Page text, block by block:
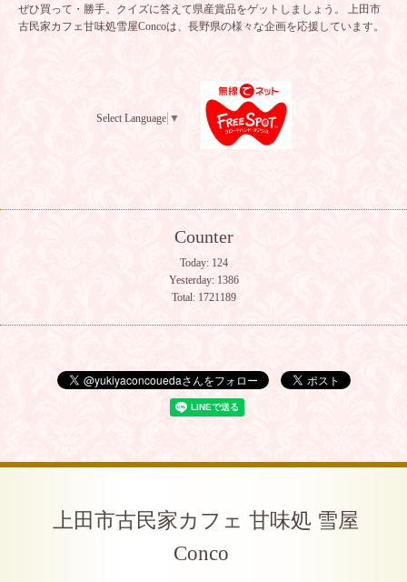
ぜひ買って・勝手。クイズに答えて県産賞品をゲットしましょう。 上田市
古民家カフェ甘味処雪屋Concoは、長野県の様々な企画を応援しています。
Select Language ▼
Counter
Today: 124
Yesterday: 1386
Total: 1721189
上田市古民家カフェ 甘味処 雪屋
Conco